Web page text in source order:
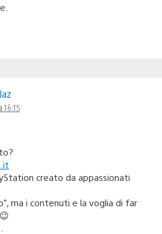
16:15
creato da appassionati
ma i contenuti e la voglia di far